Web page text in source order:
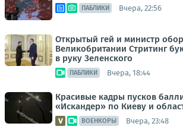
ПАБЛИКИ Вчера, 22:56
Открытый гей и министр
Великобритании Стритинг
в руку Зеленского
ПАБЛИКИ Вчера, 18:44
Красивые кадры пусков
«Искандер» по Киеву и
ВОЕНКОРЫ Вчера, 23:48